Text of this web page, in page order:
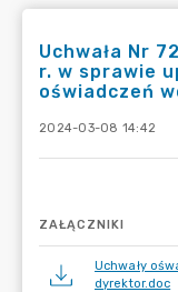
Uchwała Nr
r. w sprawie
oświadczeń
2024-03-08 14:42
ZAŁĄCZNIKI
Uchwały
dyrektor.doc